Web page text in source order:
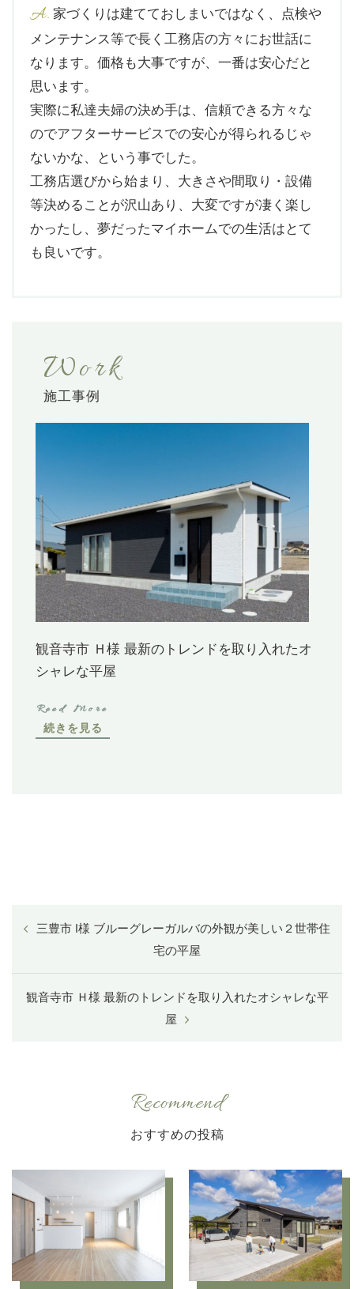
A. 家づくりは建てておしまいではなく、点検や
メンテナンス等で長く工務店の方々にお世話に
なります。価格も大事ですが、一番は安心だと
思います。
実際に私達夫婦の決め手は、信頼できる方々な
のでアフターサービスでの安心が得られるじゃ
ないかな、という事でした。
工務店選びから始まり、大きさや間取り・設備
等決めることが沢山あり、大変ですが凄く楽し
かったし、夢だったマイホームでの生活はとて
も良いです。
Work
施工事例
観音寺市 Ｈ様 最新のトレンドを取り入れたオ
シャレな平屋
続きを見る
三豊市 I様 ブルーグレーガルバの外観が美しい２世帯住
宅の平屋
観音寺市 Ｈ様 最新のトレンドを取り入れたオシャレな平
屋
Recommend